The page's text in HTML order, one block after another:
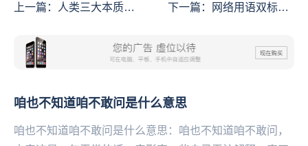
上一篇：
人类三大本质是
下一篇：
网络用语双标是
咱也不知道咱不敢问是什么意思
咱也不知道咱不敢问是什么意思：咱也不知道咱不敢问，